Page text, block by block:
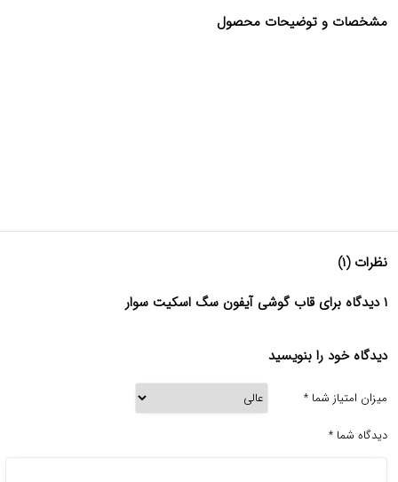
مشخصات و توضیحات محصول
نظرات (۱)
۱ دیدگاه برای قاب گوشی آیفون سگ اسکیت سوار
دیدگاه خود را بنویسید
میزان امتیاز شما *
دیدگاه شما *